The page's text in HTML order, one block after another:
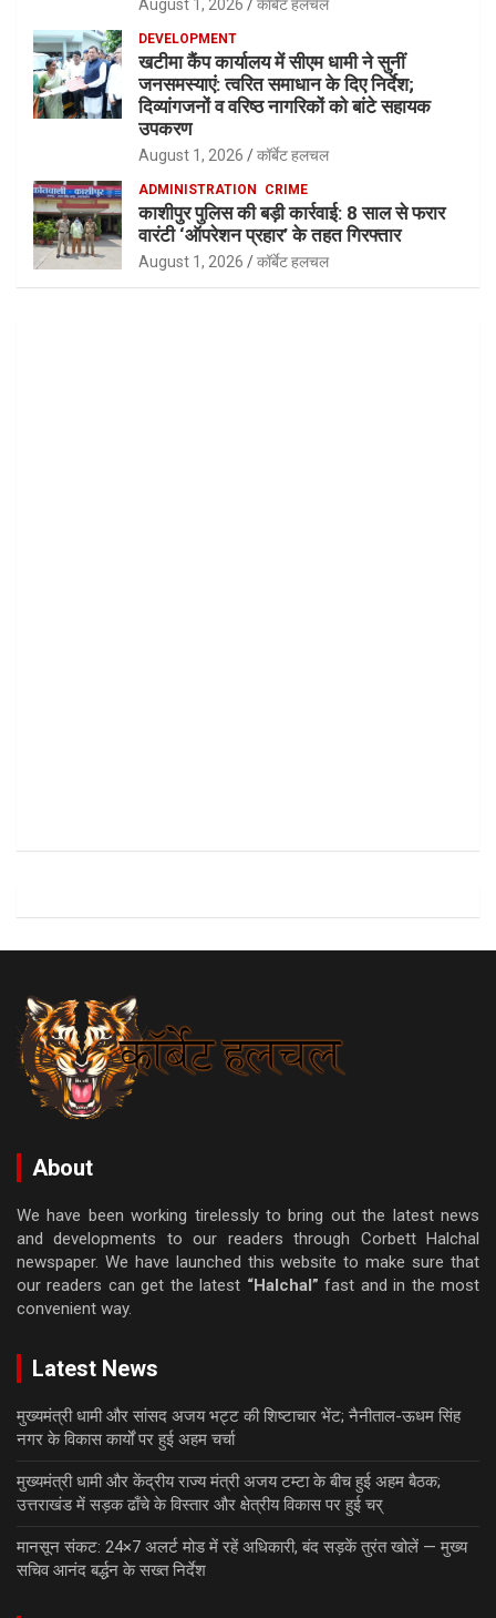
August 1, 2026 कॉर्बेट हलचल
DEVELOPMENT
खटीमा कैंप कार्यालय में सीएम धामी ने सुनीं
जनसमस्याएं: त्वरित समाधान के दिए निर्देश;
दिव्यांगजनों व वरिष्ठ नागरिकों को बांटे सहायक
उपकरण
August 1, 2026 कॉर्बेट हलचल
ADMINISTRATION CRIME
काशीपुर पुलिस की बड़ी कार्रवाई: 8 साल से फरार
वारंटी ‘ऑपरेशन प्रहार’ के तहत गिरफ्तार
August 1, 2026 कॉर्बेट हलचल
About
We have been working tirelessly to bring out the latest news
and developments to our readers through Corbett Halchal
newspaper. We have launched this website to make sure that
our readers can get the latest “Halchal” fast and in the most
convenient way.
Latest News
मुख्यमंत्री धामी और सांसद अजय भट्ट की शिष्टाचार भेंट; नैनीताल-ऊधम सिंह
नगर के विकास कार्यों पर हुई अहम चर्चा
मुख्यमंत्री धामी और केंद्रीय राज्य मंत्री अजय टम्टा के बीच हुई अहम बैठक;
उत्तराखंड में सड़क ढाँचे के विस्तार और क्षेत्रीय विकास पर हुई चर्
मानसून संकट: 24×7 अलर्ट मोड में रहें अधिकारी, बंद सड़कें तुरंत खोलें — मुख्य
सचिव आनंद बर्द्धन के सख्त निर्देश